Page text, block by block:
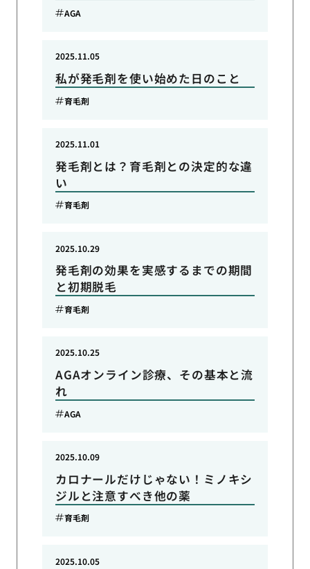
AGA
私が発毛剤を使い始めた日のこと
2025.11.05
育毛剤
発毛剤とは？育毛剤との決定的な違
い
2025.11.01
育毛剤
発毛剤の効果を実感するまでの期間
と初期脱毛
2025.10.29
育毛剤
AGAオンライン診療、その基本と流
れ
2025.10.25
AGA
カロナールだけじゃない！ミノキシ
ジルと注意すべき他の薬
2025.10.09
育毛剤
2025.10.05